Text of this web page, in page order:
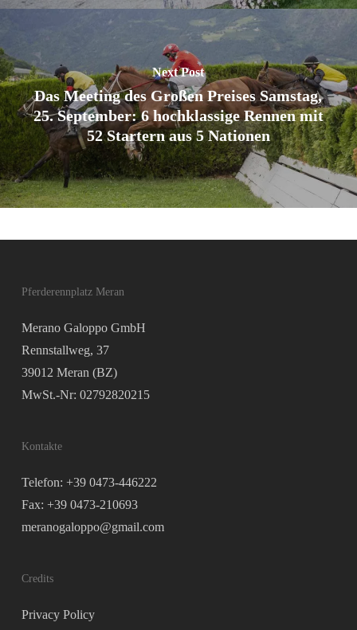
Next Post
Das Meeting des Großen Preises Samstag,
25. September: 6 hochklassige Rennen mit
52 Startern aus 5 Nationen
Pferderennplatz Meran
Merano Galoppo GmbH
Rennstallweg, 37
39012 Meran (BZ)
MwSt.-Nr: 02792820215
Kontakte
Telefon: +39 0473-446222
Fax: +39 0473-210693
meranogaloppo@gmail.com
Credits
Privacy Policy